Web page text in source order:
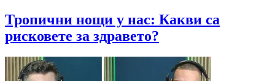
Тропични нощи у нас: Какви са
рисковете за здравето?